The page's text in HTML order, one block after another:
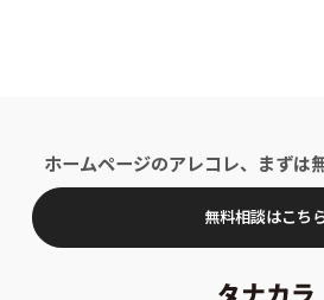
ホームページのアレコレ、まずは
無料相談はこち